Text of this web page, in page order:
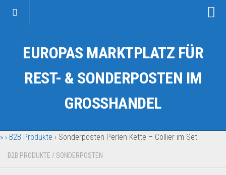
Kategorien
Auto & Motorrad
Fahrzeuge & Transport
Garten & Werkzeug
Geschäft, Büro & Schreibwaren
Geschenkartikel
EUROPAS MARKTPLATZ FÜR
REST- & SONDERPOSTEN IM
GROSSHANDEL
» › B2B Produkte › Sonderposten Perlen Kette – Collier im Set
B2B PRODUKTE /SONDERPOSTEN